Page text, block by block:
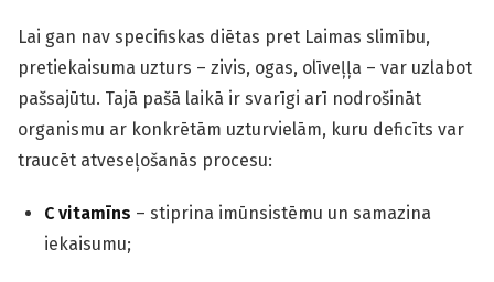
Lai gan nav specifiskas diētas pret Laimas slimību,
pretiekaisuma uzturs – zivis, ogas, olīveļļa – var uzlabot
pašsajūtu. Tajā pašā laikā ir svarīgi arī nodrošināt
organismu ar konkrētām uzturvielām, kuru deficīts var
traucēt atveseļošanās procesu:
C vitamīns – stiprina imūnsistēmu un samazina
iekaisumu;